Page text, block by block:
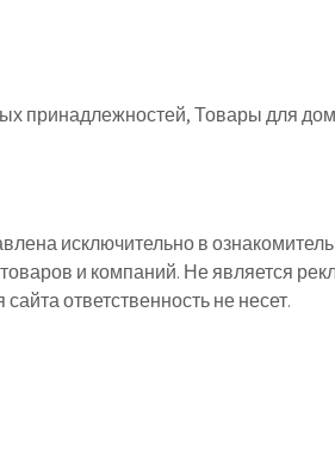
принадлежностей, Товары для
исключительно в
и компаний. Не является
ответственность не несет.